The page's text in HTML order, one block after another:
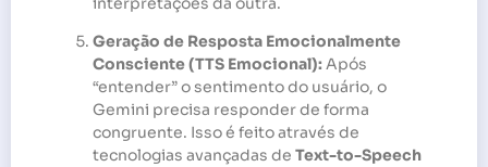
Geração de Resposta Emocionalmente
Consciente (TTS Emocional): Após
“entender” o sentimento do usuário, o
Gemini precisa responder de forma
congruente. Isso é feito através de
tecnologias avançadas de Text-to-Speech